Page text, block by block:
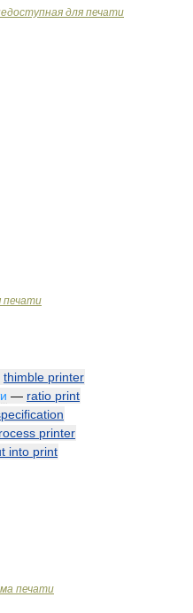
для печати
печати
thimble printer
— ratio print
printer
into print
печати